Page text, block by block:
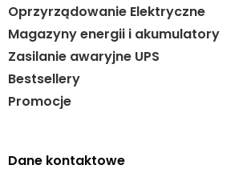
Oprzyrządowanie Elektryczne
Magazyny energii i akumulatory
Zasilanie awaryjne UPS
Bestsellery
Promocje
Dane kontaktowe